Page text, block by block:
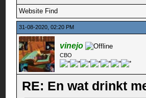
Website Find
31-08-2020, 02:20 PM
vinejo
CBO
RE: En wat drinkt